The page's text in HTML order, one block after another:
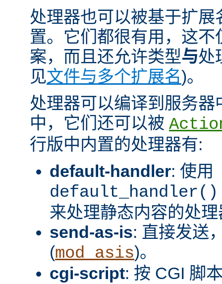
处理器也可以被基于扩
置。它们都很有用，这
案，而且还允许类型与处
见文件与多个扩展名)。
处理器可以编译到服务
中，它们还可以被
行版中内置的处理器有:
default-handler: 使用
default_handler()
来处理静态内容的处
send-as-is: 直接发送
(mod_asis)。
cgi-script: 按 CGI 脚